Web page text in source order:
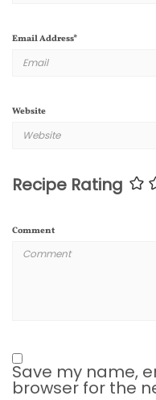
Email Address*
Website
Recipe Rating
Comment
Save my name,
browser for the